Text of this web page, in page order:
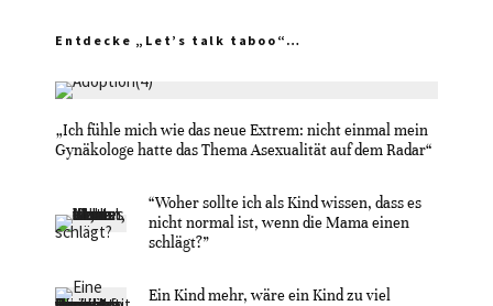
Entdecke „Let’s talk taboo“…
„Ich fühle mich wie das neue Extrem: nicht einmal mein
Gynäkologe hatte das Thema Asexualität auf dem Radar“
“Woher sollte ich als Kind wissen, dass es
nicht normal ist, wenn die Mama einen
schlägt?”
Ein Kind mehr, wäre ein Kind zu viel